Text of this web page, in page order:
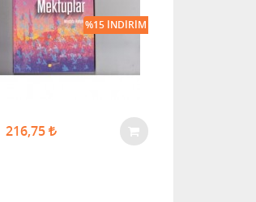
216,75
%15 İNDIRIM